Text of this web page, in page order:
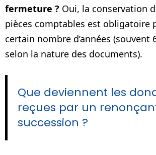
fermeture ? Oui, la conservation
pièces comptables est obligatoire
certain nombre d’années (souvent
selon la nature des documents).
Que deviennent les
reçues par un
succession ?